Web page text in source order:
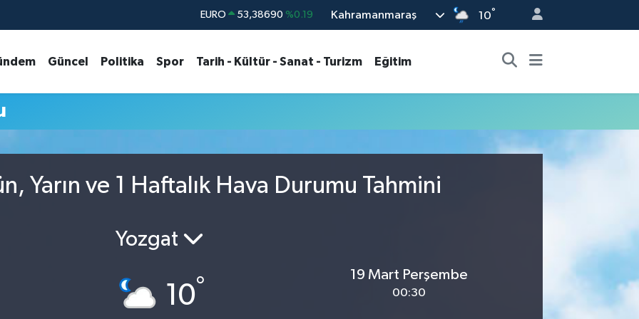
EURO 53,38690 %0.19
G.ALTIN 6862,09000 %0.19
BİST100 14.598,00 %0
Kahramanmaraş 10°
Güncel Politika Spor Tarih - Kültür - Sanat - Turizm Eğitim
Yarın ve 1 Haftalık Hava Durumu Tahmini
Yozgat
10°
19 Mart Perşembe
00:30